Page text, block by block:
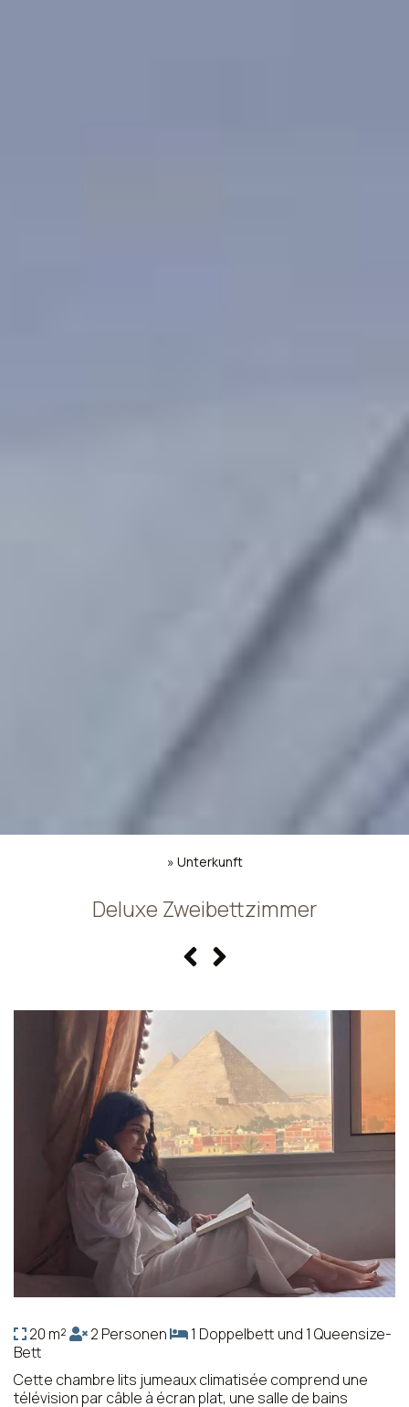
» Unterkunft
Deluxe Zweibettzimmer
20 m² 2 Personen
1 Doppelbett und 1 Queensize-
Bett
Cette chambre lits jumeaux climatisée comprend une
télévision par câble à écran plat, une salle de bains